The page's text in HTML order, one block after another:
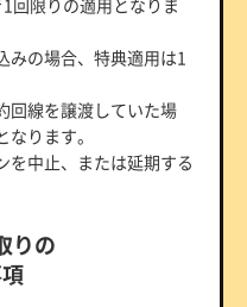
みの場合、特典適用は1
回線を譲渡していた場
ります。
を中止、または延期する
りの